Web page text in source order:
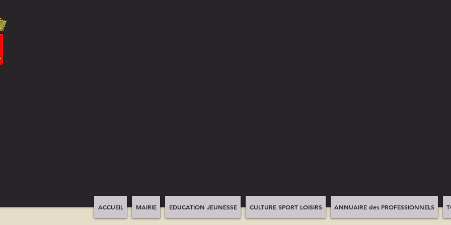
ACCUEIL MAIRIE EDUCATION JEUNESSE CULTURE SPORT LOISIRS ANNUAIRE des PROFESSIONNELS